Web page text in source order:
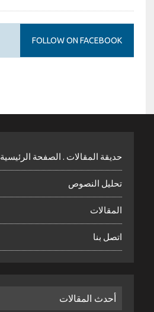
FOLLOW ON FACEBOOK
حديقة المقالات . الصفحة الرئيسية
تحليل النصوص
المقالات
اتصل بنا
أحدث المقالات